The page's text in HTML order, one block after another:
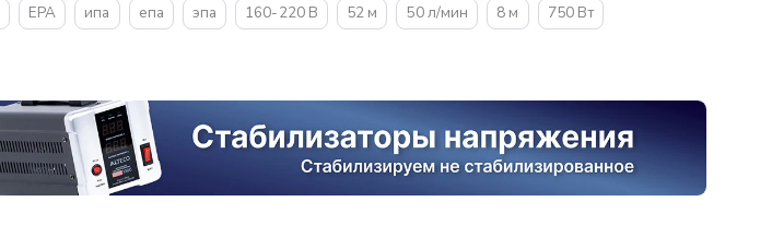
EPA ипа епа эпа 160-220 В 52 м 50 л/мин 8 м
750 Вт